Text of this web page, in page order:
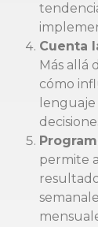
Cuenta
Más allá
cómo
permite